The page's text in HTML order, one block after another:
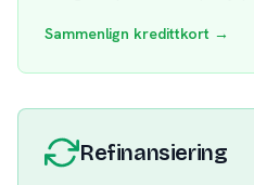
Sammenlign kredittkort →
Refinansiering